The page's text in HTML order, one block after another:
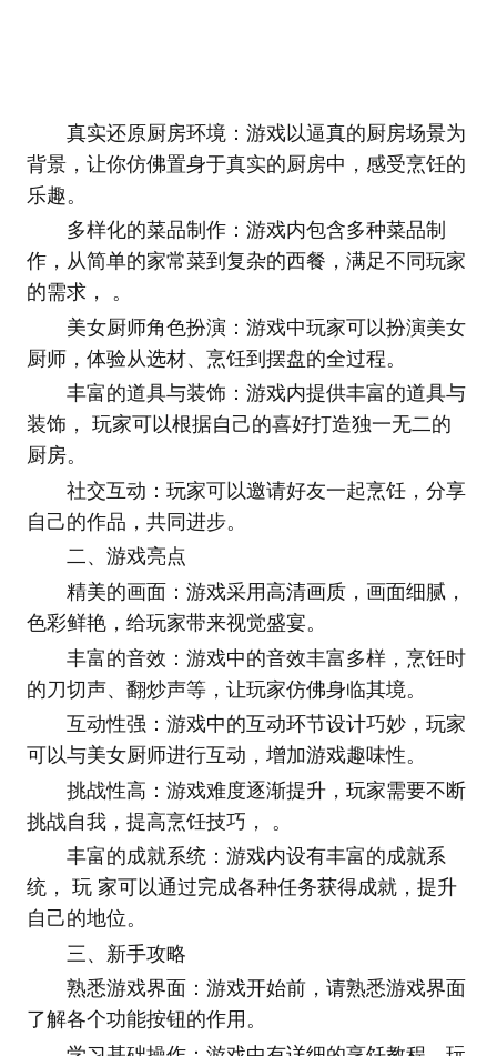
真实还原厨房环境：游戏以逼真的厨房场景为
背景，让你仿佛置身于真实的厨房中，感受烹饪的
乐趣。
多样化的菜品制作：游戏内包含多种菜品制
作，从简单的家常菜到复杂的西餐，满足不同玩家
的需求， 。
美女厨师角色扮演：游戏中玩家可以扮演美女
厨师，体验从选材、烹饪到摆盘的全过程。
丰富的道具与装饰：游戏内提供丰富的道具与
装饰， 玩家可以根据自己的喜好打造独一无二的
厨房。
社交互动：玩家可以邀请好友一起烹饪，分享
自己的作品，共同进步。
二、游戏亮点
精美的画面：游戏采用高清画质，画面细腻，
色彩鲜艳，给玩家带来视觉盛宴。
丰富的音效：游戏中的音效丰富多样，烹饪时
的刀切声、翻炒声等，让玩家仿佛身临其境。
互动性强：游戏中的互动环节设计巧妙，玩家
可以与美女厨师进行互动，增加游戏趣味性。
挑战性高：游戏难度逐渐提升，玩家需要不断
挑战自我，提高烹饪技巧， 。
丰富的成就系统：游戏内设有丰富的成就系
统， 玩 家可以通过完成各种任务获得成就，提升
自己的地位。
三、新手攻略
熟悉游戏界面：游戏开始前，请熟悉游戏界面
了解各个功能按钮的作用。